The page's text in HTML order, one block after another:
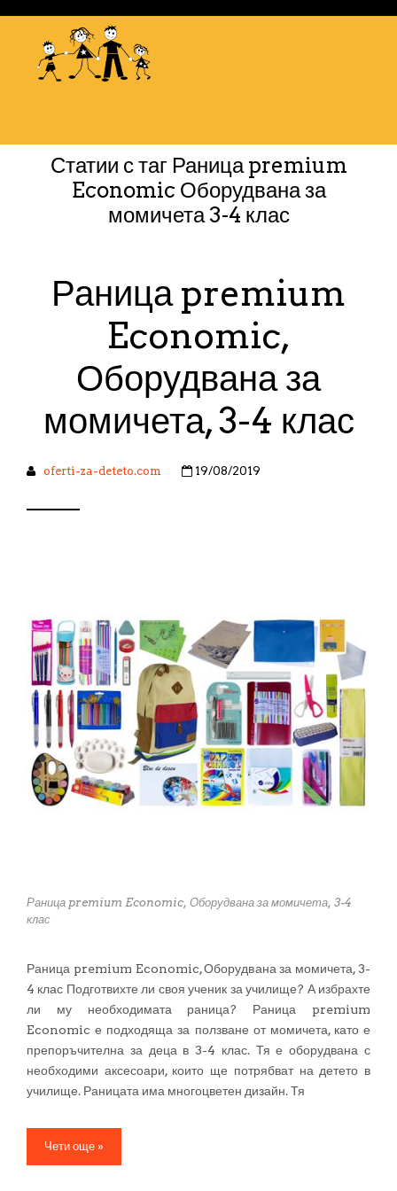
Статии с таг Раница premium
Economic Оборудвана за
момичета 3-4 клас
Раница premium
Economic,
Оборудвана за
момичета, 3-4 клас
oferti-za-deteto.com 19/08/2019
Раница premium Economic, Оборудвана за момичета, 3-4
клас
Раница premium Economic, Оборудвана за момичета, 3-
4 клас Подготвихте ли своя ученик за училище? А избрахте
ли му необходимата раница? Раница premium
Economic е подходяща за ползване от момичета, като е
препоръчителна за деца в 3-4 клас. Тя е оборудвана с
необходими аксесоари, които ще потрябват на детето в
училище. Раницата има многоцветен дизайн. Тя
Чети още »